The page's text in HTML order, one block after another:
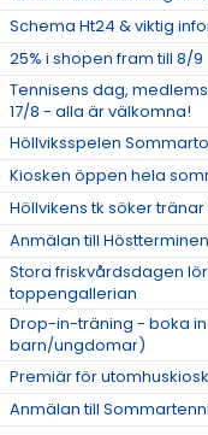
Schema Ht24 & viktig
25% i shopen fram till 8/9
Tennisens dag,
17/8 - alla är välkomna!
Höllviksspelen
Kiosken öppen hela
Höllvikens tk söker
Anmälan till
Stora friskvårdsdagen
toppengallerian
Drop-in-träning - boka
barn/ungdomar)
Premiär för
Anmälan till